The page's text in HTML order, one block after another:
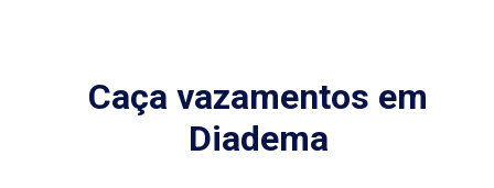
Caça vazamentos em
Diadema